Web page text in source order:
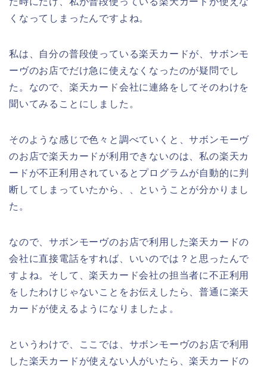
くなってしまったんですよね。
私は、自分の普段使っている楽天カードが、サボンモ
ーヴのお店でだけ急に使えなくなったのが疑問でし
た。なので、楽天カード会社に連絡をしてそのわけを
聞いてみることにしました。
そのような感じで色々と調べていくと、サボンモーヴ
のお店で楽天カードが利用できないのは、私の楽天カ
ードが不正利用されているとプログラムが自動的に判
断してしまっていたから、、ということが分かりまし
た。
なので、サボンモーヴのお店で利用した楽天カードの
会社に直接電話をすれば、いいのでは？と思ったんで
すよね。そして、楽天カード会社の担当者に不正利用
をしたわけじゃないことをお伝えしたら、普通に楽天
カードが使えるようになりましたよ。
というわけで、ここでは、サボンモーヴのお店で利用
した楽天カードが使えない人がいたら、楽天カードの